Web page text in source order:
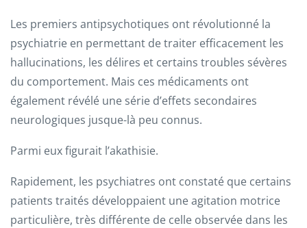
Les premiers antipsychotiques ont révolutionné la
psychiatrie en permettant de traiter efficacement les
hallucinations, les délires et certains troubles sévères
du comportement. Mais ces médicaments ont
également révélé une série d’effets secondaires
neurologiques jusque-là peu connus.
Parmi eux figurait l’akathisie.
Rapidement, les psychiatres ont constaté que certains
patients traités développaient une agitation motrice
particulière, très différente de celle observée dans les